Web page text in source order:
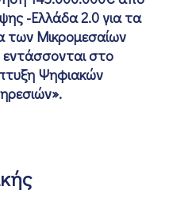
-Ελλάδα 2.0 για τα
των Μικρομεσαίων
εντάσσονται στο
Ψηφιακών